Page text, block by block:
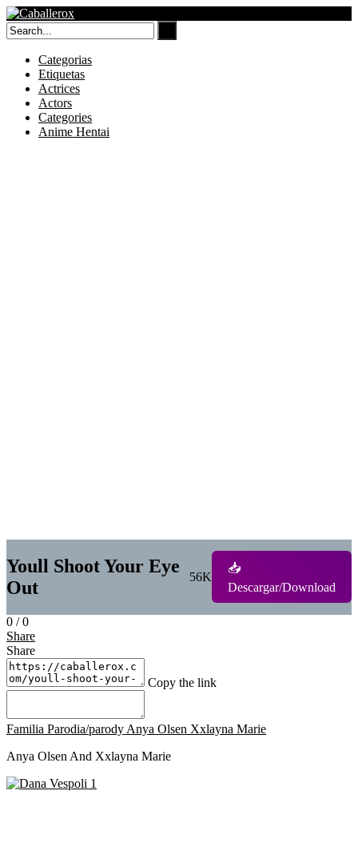
Skip
to
content
Categorias
Etiquetas
Actrices
Actors
Categories
Anime Hentai
Youll Shoot Your Eye
Out
56K
📥
Descargar/Download
0 /0
Share
Share
Copy the link
Familia Parodia/parody Anya Olsen Xxlayna Marie
Anya Olsen And Xxlayna Marie